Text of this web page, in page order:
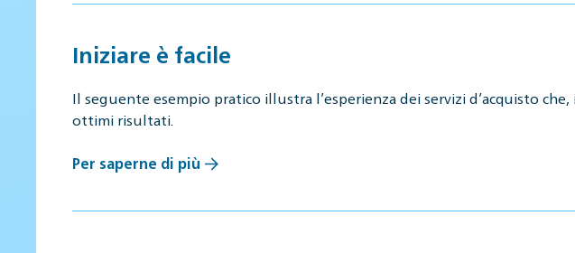
Iniziare è facile
Il seguente esempio pratico illustra l’esperienza dei servizi d’acquisto
ottimi risultati.
Per saperne di più